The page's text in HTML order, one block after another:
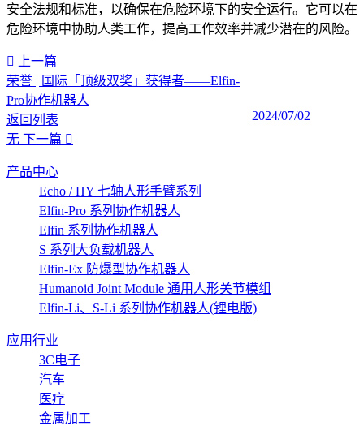
安全法规和标准，以确保在危险环境下的安全运行。它可以在
危险环境中协助人类工作，提高工作效率并减少潜在的风险。
上一篇
荣誉 | 国际「顶级双奖」获得者——Elfin-
Pro协作机器人
2024/07/02
返回列表
无 下一篇
产品中心
Echo / HY 七轴人形手臂系列
Elfin-Pro 系列协作机器人
Elfin 系列协作机器人
S 系列大负载机器人
Elfin-Ex 防爆型协作机器人
Humanoid Joint Module 通用人形关节模组
Elfin-Li、S-Li 系列协作机器人(锂电版)
应用行业
3C电子
汽车
医疗
金属加工